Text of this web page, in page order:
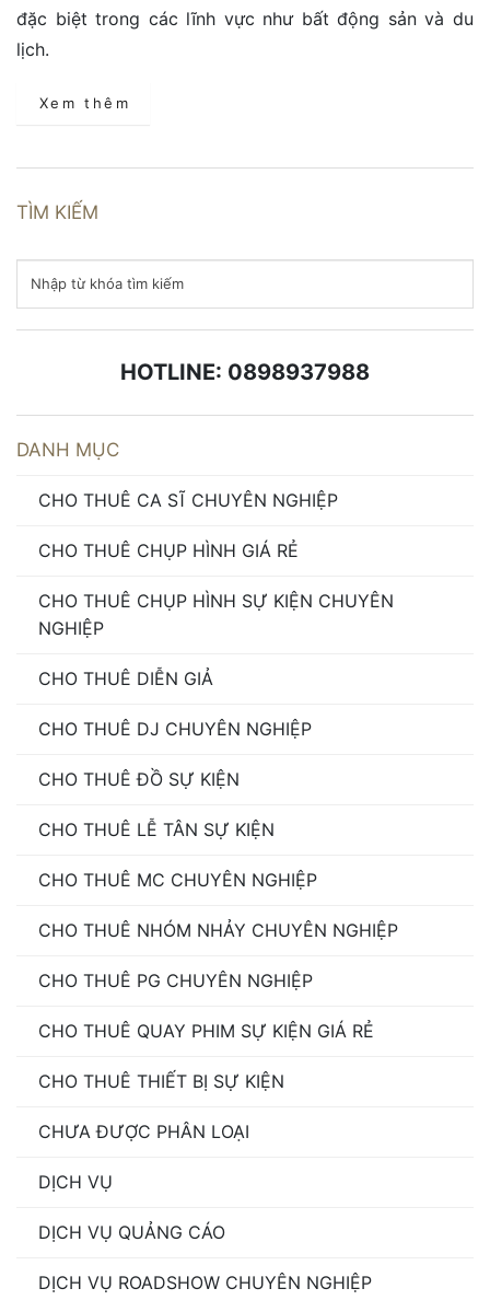
đặc biệt trong các lĩnh vực như bất động sản và du
lịch.
Xem thêm
TÌM KIẾM
HOTLINE: 0898937988
DANH MỤC
CHO THUÊ CA SĨ CHUYÊN NGHIỆP
CHO THUÊ CHỤP HÌNH GIÁ RẺ
CHO THUÊ CHỤP HÌNH SỰ KIỆN CHUYÊN
NGHIỆP
CHO THUÊ DIỄN GIẢ
CHO THUÊ DJ CHUYÊN NGHIỆP
CHO THUÊ ĐỒ SỰ KIỆN
CHO THUÊ LỄ TÂN SỰ KIỆN
CHO THUÊ MC CHUYÊN NGHIỆP
CHO THUÊ NHÓM NHẢY CHUYÊN NGHIỆP
CHO THUÊ PG CHUYÊN NGHIỆP
CHO THUÊ QUAY PHIM SỰ KIỆN GIÁ RẺ
CHO THUÊ THIẾT BỊ SỰ KIỆN
CHƯA ĐƯỢC PHÂN LOẠI
DỊCH VỤ
DỊCH VỤ QUẢNG CÁO
DỊCH VỤ ROADSHOW CHUYÊN NGHIỆP